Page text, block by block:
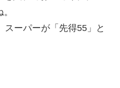
スーパーが「先得55」と